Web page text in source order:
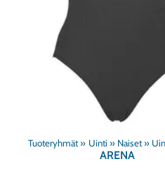
Tuoteryhmät‪» Uinti ‪» Naiset‪»
ARENA